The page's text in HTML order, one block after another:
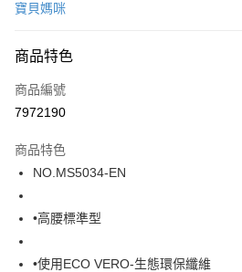
LINE Pay
街口支付
運送方式
全家取貨付款
每筆NT$80，滿NT$1,000(含以上)免運費
付款後全家取貨
寶貝媽咪
商品特色
商品編號
7972190
商品特色
NO.MS5034-EN
•高腰標準型
•使用ECO VERO-生態環保纖維